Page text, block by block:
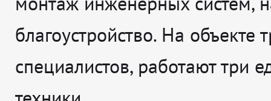
благоустройство. На объекте
специалистов, работают три